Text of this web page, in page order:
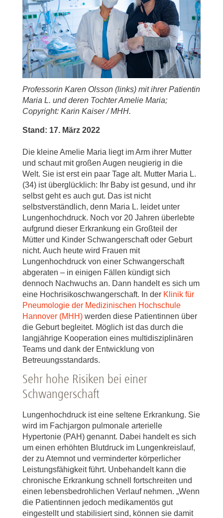
Professorin Karen Olsson (links) mit ihrer Patientin
Maria L. und deren Tochter Amelie Maria;
Copyright: Karin Kaiser / MHH.
Stand: 17. März 2022
Die kleine Amelie Maria liegt im Arm ihrer Mutter
und schaut mit großen Augen neugierig in die
Welt. Sie ist erst ein paar Tage alt. Mutter Maria L.
(34) ist überglücklich: Ihr Baby ist gesund, und ihr
selbst geht es auch gut. Das ist nicht
selbstverständlich, denn Maria L. leidet unter
Lungenhochdruck. Noch vor 20 Jahren überlebte
aufgrund dieser Erkrankung ein Großteil der
Mütter und Kinder Schwangerschaft oder Geburt
nicht. Auch heute wird Frauen mit
Lungenhochdruck von einer Schwangerschaft
abgeraten – in einigen Fällen kündigt sich
dennoch Nachwuchs an. Dann handelt es sich um
eine Hochrisikoschwangerschaft. In der Klinik für
Pneumologie der Medizinischen Hochschule
Hannover (MHH) werden diese Patientinnen über
die Geburt begleitet. Möglich ist das durch die
langjährige Kooperation eines multidisziplinären
Teams und dank der Entwicklung von
Betreuungsstandards.
Sehr hohe Risiken bei einer
Schwangerschaft
Lungenhochdruck ist eine seltene Erkrankung. Sie
wird im Fachjargon pulmonale arterielle
Hypertonie (PAH) genannt. Dabei handelt es sich
um einen erhöhten Blutdruck im Lungenkreislauf,
der zu Atemnot und verminderter körperlicher
Leistungsfähigkeit führt. Unbehandelt kann die
chronische Erkrankung schnell fortschreiten und
einen lebensbedrohlichen Verlauf nehmen. „Wenn
die Patientinnen jedoch medikamentös gut
eingestellt und stabilisiert sind, können sie damit